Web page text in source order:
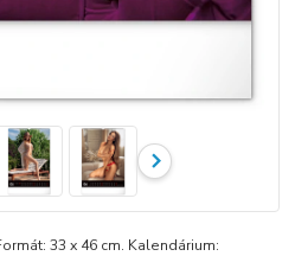
33 x 46 cm. Kalendárium: